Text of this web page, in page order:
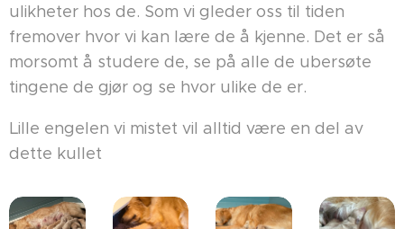
ulikheter hos de. Som vi gleder oss til tiden
fremover hvor vi kan lære de å kjenne. Det er så
morsomt å studere de, se på alle de ubersøte
tingene de gjør og se hvor ulike de er.
Lille engelen vi mistet vil alltid være en del av
dette kullet💙🌹